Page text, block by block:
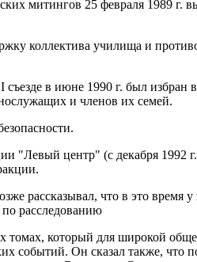
митингов 25 февраля 1989 г.
коллектива училища и
в июне 1990 г. был избран
и членов их семей.
"Левый центр" (с декабря 1992
рассказывал, что в это время у
расследованию
томах, который для широкой
событий. Он сказал также, что